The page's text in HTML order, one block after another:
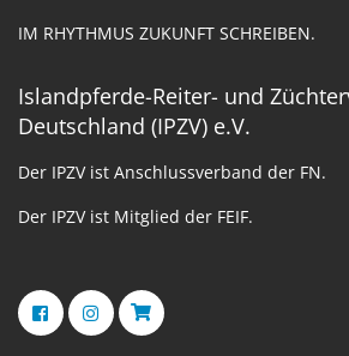
IM RHYTHMUS ZUKUNFT SCHREIBEN.
Islandpferde-Reiter- und
Deutschland (IPZV) e.V.
Der IPZV ist Anschlussverband der FN.
Der IPZV ist Mitglied der FEIF.